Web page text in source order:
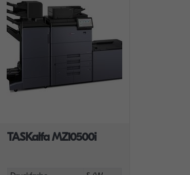
TASKalfa MZ10500i